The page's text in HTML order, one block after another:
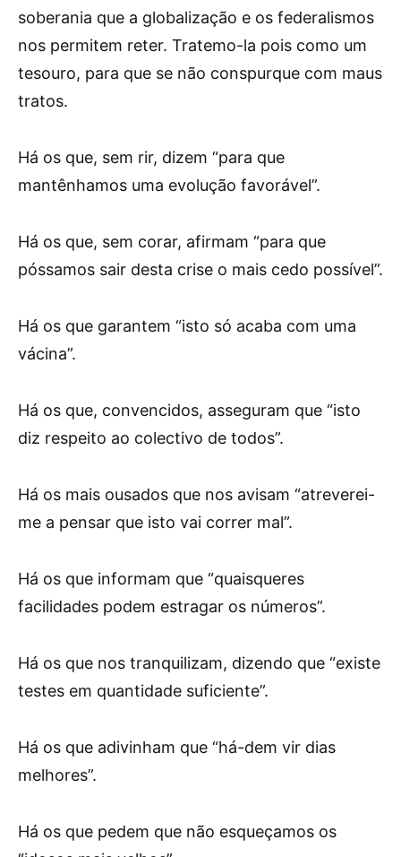
soberania que a globalização e os federalismos
nos permitem reter. Tratemo-la pois como um
tesouro, para que se não conspurque com maus
tratos.
Há os que, sem rir, dizem “para que
mantênhamos uma evolução favorável”.
Há os que, sem corar, afirmam “para que
póssamos sair desta crise o mais cedo possível”.
Há os que garantem “isto só acaba com uma
vácina”.
Há os que, convencidos, asseguram que “isto
diz respeito ao colectivo de todos”.
Há os mais ousados que nos avisam “atreverei-
me a pensar que isto vai correr mal”.
Há os que informam que “quaisqueres
facilidades podem estragar os números”.
Há os que nos tranquilizam, dizendo que “existe
testes em quantidade suficiente”.
Há os que adivinham que “há-dem vir dias
melhores”.
Há os que pedem que não esqueçamos os